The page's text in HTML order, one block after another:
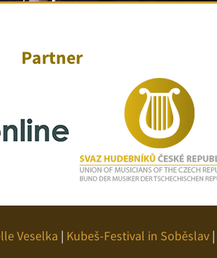
Partner
Veselka | Kubeš-Festival in Soběslav |